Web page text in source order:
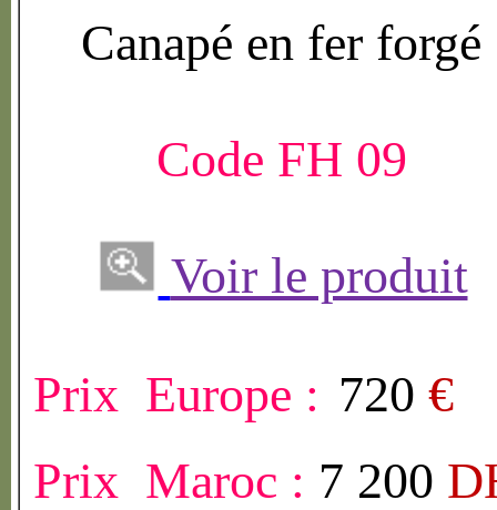
Canapé en fer forgé
Code FH 09
Voir le produit
Prix Europe : 720 €
Prix Maroc : 7 200